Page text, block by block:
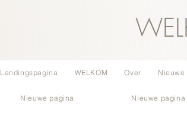
Landingspagina WELKOM Over Nieuwe
Nieuwe pagina Nieuwe pagina